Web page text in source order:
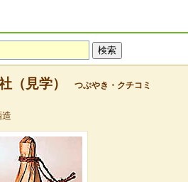
（見学） つぶやき・クチコミ
造